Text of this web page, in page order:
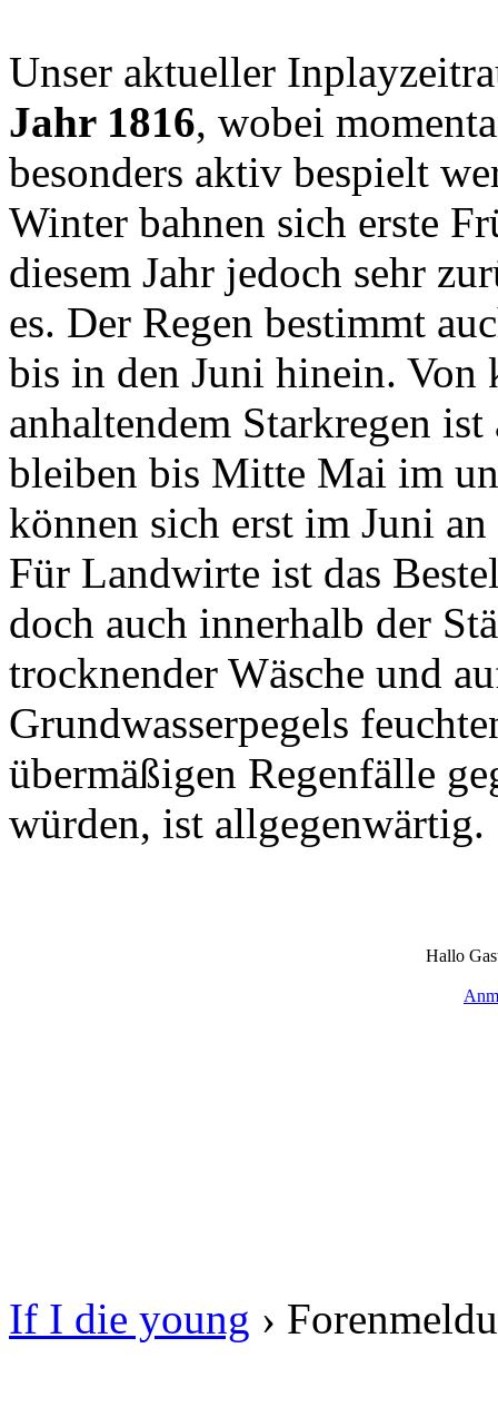
Unser aktueller
Jahr 1816, wobei
besonders aktiv bespielt
Winter bahnen sich erste
diesem Jahr jedoch sehr
es. Der Regen bestimmt
bis in den Juni hinein. Von
anhaltendem Starkregen
bleiben bis Mitte Mai im
können sich erst im Juni
Für Landwirte ist das
doch auch innerhalb der
trocknender Wäsche und
Grundwasserpegels
übermäßigen Regenfälle
würden, ist allgegenwärtig.
Hallo
If I die young ›